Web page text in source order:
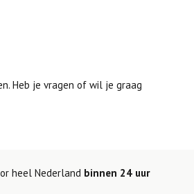
Heb je vragen of wil je graag
heel Nederland binnen 24 uur